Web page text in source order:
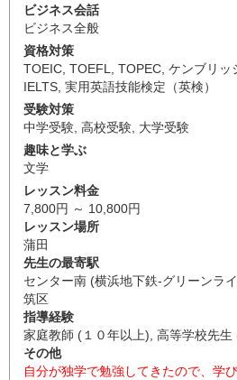
ビジネス会話
ビジネス全般
資格対策
TOEIC, TOEFL, TOPEC, ケンブリッ
IELTS, 実用英語技能検定（英検）
受験対策
中学受験, 高校受験, 大学受験
趣味と学ぶ
文学
レッスン料金
7,800円 ～ 10,800円
レッスン場所
蒲田
先生の最寄駅
センター南 (横浜地下鉄-グリーンラ
筑区
指導経験
家庭教師 (１０年以上), 高等学校先生
その他
自分が独学で勉強してきたので、学